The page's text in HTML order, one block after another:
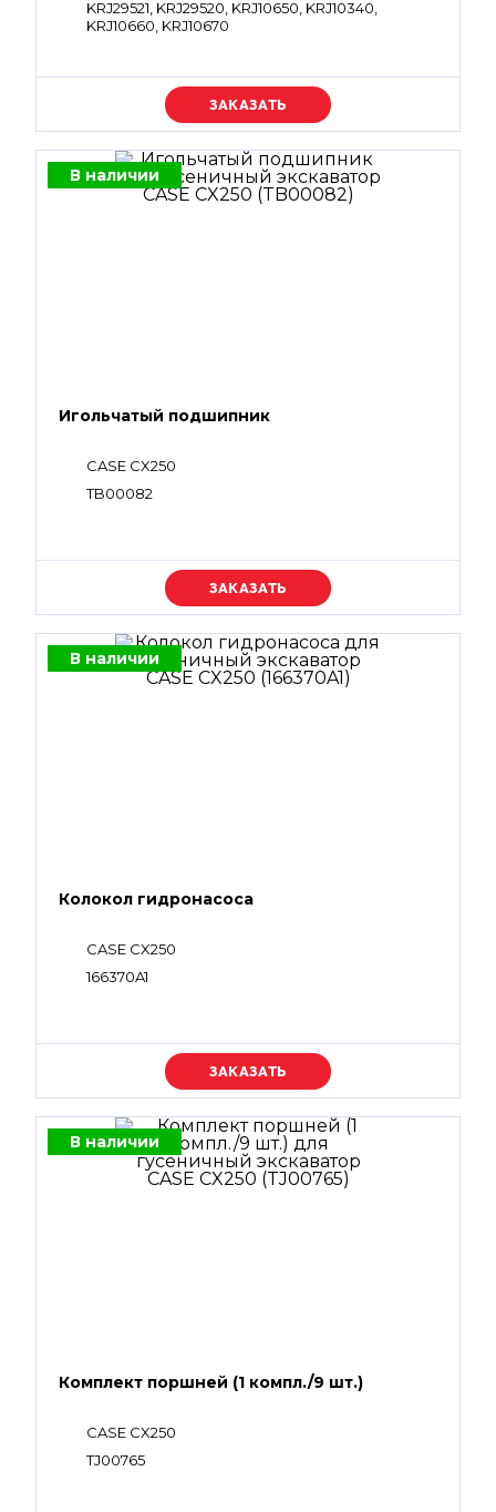
KRJ29521, KRJ29520, KRJ10650, KRJ10340,
KRJ10660, KRJ10670
Уточняйте цену
В наличии
Игольчатый подшипник
CASE CX250
TB00082
Уточняйте цену
В наличии
Колокол гидронасоса
CASE CX250
166370A1
Уточняйте цену
В наличии
Комплект поршней (1 компл./9 шт.)
CASE CX250
TJ00765